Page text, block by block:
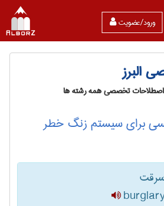
ورود/عضویت
البرز
اصطلاحات تخصصی همه رشته ها
برای سیستم زنگ خطر